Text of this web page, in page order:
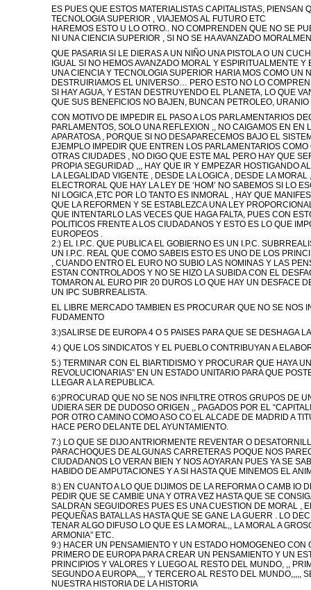
ES PUES QUE ESTOS MATERIALISTAS CAPITALISTAS, PIENSAN
TECNOLOGIA SUPERIOR , VIAJEMOS AL FUTURO ETC
HAREMOS ESTO U LO OTRO.. NO COMPRENDEN QUE NO SE
NI UNA CIENCIA SUPERIOR , SI NO SE HA AVANZADO
QUE PASARIA SI LE DIERAS A UN NIÑO UNA PISTOLA O UN
IGUAL SI NO HEMOS AVANZADO MORAL Y ESPIRITUALMENTE
UNA CIENCIA Y TECNOLOGIA SUPERIOR HARIA MOS COMO UN
DESTRUIRIAMOS EL UNIVERSO… PERO ESTO NO LO
SI HAY AGUA, Y ESTAN DESTRUYENDO EL PLANETA, LO QUE
QUE SUS BENEFICIOS NO BAJEN, BUNCAN PETROLEO, URANIO
CON MOTIVO DE IMPEDIR EL PASO A LOS PARLAMENTARIOS
PARLAMENTOS, SOLO UNA REFLEXION ,, NO CAIGAMOS EN EN
APARATOSA , PORQUE SI NO DESAPARECEMOS BAJO EL
EJEMPLO IMPEDIR QUE ENTREN LOS PARLAMENTARIOS
OTRAS CIUDADES , NO DIGO QUE ESTE MAL PERO HAY QUE
PROPIA SEGURIDAD ,,, HAY QUE IR Y EMPEZAR HOSTIGANDO
LA LEGALIDAD VIGENTE , DESDE LA LOGICA , DESDE LA
ELECTRORAL QUE HAY LA LEY DE ‘HOM’ NO SABEMOS SI LO
NI LOGICA ,ETC POR LO TANTO ES INMORAL , HAY QUE
QUE LA REFORMEN Y SE ESTABLEZCA UNA LEY
QUE INTENTARLO LAS VECES QUE HAGA FALTA, PUES CON
POLITICOS FRENTE A LOS CIUDADANOS Y ESTO ES LO QUE
EUROPEOS .
2:) EL I.P.C. QUE PUBLICA EL GOBIERNO ES UN I.P.C.
UN I.P.C. REAL QUE COMO SABEIS ESTO ES UNO DE LOS
, CUANDO ENTRO EL EURO NO SUBIO LAS NOMINAS Y LAS
ESTAN CONTROLADOS Y NO SE HIZO LA SUBIDA CON EL
TOMARON AL EURO PIR 20 DUROS LO QUE HAY UN DESFACE
UN IPC SUBRREALISTA.
EL LIBRE MERCADO TAMBIEN ES PROCURAR QUE NO SE NOS
FUDAMENTO
3:)SALIRSE DE EUROPA 4 O 5 PAISES PARA QUE SE DESHAGA
4:) QUE LOS SINDICATOS Y EL PUEBLO CONTRIBUYAN A
5:) TERMINAR CON EL BIARTIDISMO Y PROCURAR QUE HAYA
REVOLUCIONARIAS” EN UN ESTADO UNITARIO PARA QUE
LLEGAR A LA REPUBLICA.
6:)PROCURAD QUE NO SE NOS INFILTRE OTROS GRUPOS DE
UDIERA SER DE DUDOSO ORIGEN ,, PAGADOS POR EL
POR OTRO CAMINO COMO ASO CO EL ALCADE DE MADRID A
HACE PERO DELANTE DEL AYUNTAMIENTO.
7:) LO QUE SE DIJO ANTRIORMENTE REVENTAR O
PARACHOQUES DE ALGUNAS CARRETERAS POQUE NOS
CIUDADANOS LO VERAN BIEN Y NOS AOYARAN PUES YA SE
HABIDO DE AMPUTACIONES Y A SI HASTA QUE MINEMOS EL
8:) EN CUANTO A LO QUE DIJIMOS DE LA REFORMA O CAMB IO
PEDIR QUE SE CAMBIE UNA Y OTRA VEZ HASTA QUE SE
SALDRAN SEGUIDORES PUES ES UNA CUESTION DE MORAL ,
PEQUEÑAS BATALLAS HASTA QUE SE GANE LA GUERR . LO
TENAR ALGO DIFUSO LO QUE ES LA MORAL,, LA MORAL A
ARMONIA” ETC.
9:) HACER UN PENSAMIENTO Y UN ESTADO HOMOGENEO CON
PRIMERO DE EUROPA PARA CREAR UN PENSAMIENTO Y UN
PRINCIPIOS Y VALORES Y LUEGO AL RESTO DEL MUNDO, ,,
SEGUNDO A EUROPA,,,, Y TERCERO AL RESTO DEL MUNDO,,,,,
NUESTRA HISTORIA DE LA HISTORIA